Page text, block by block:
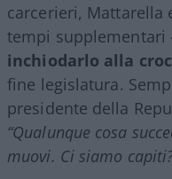
carcerieri, Mattarella
tempi supplementari
inchiodarlo alla
fine legislatura.
presidente della
“Qualunque cosa
muovi. Ci siamo